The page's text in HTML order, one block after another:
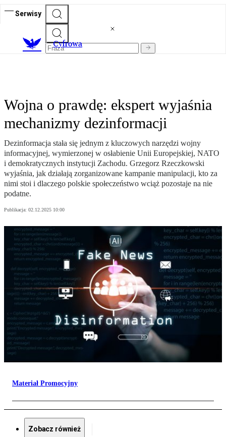
Serwisy
Cyfrowa
Wojna o prawdę: ekspert wyjaśnia
mechanizmy dezinformacji
Dezinformacja stała się jednym z kluczowych narzędzi wojny
informacyjnej, wymierzonej w osłabienie Unii Europejskiej, NATO
i demokratycznych instytucji Zachodu. Grzegorz Rzeczkowski
wyjaśnia, jak działają zorganizowane kampanie manipulacji, kto za
nimi stoi i dlaczego polskie społeczeństwo wciąż pozostaje na nie
podatne.
Publikacja: 02.12.2025 10:00
Materiał Promocyjny
Zobacz również